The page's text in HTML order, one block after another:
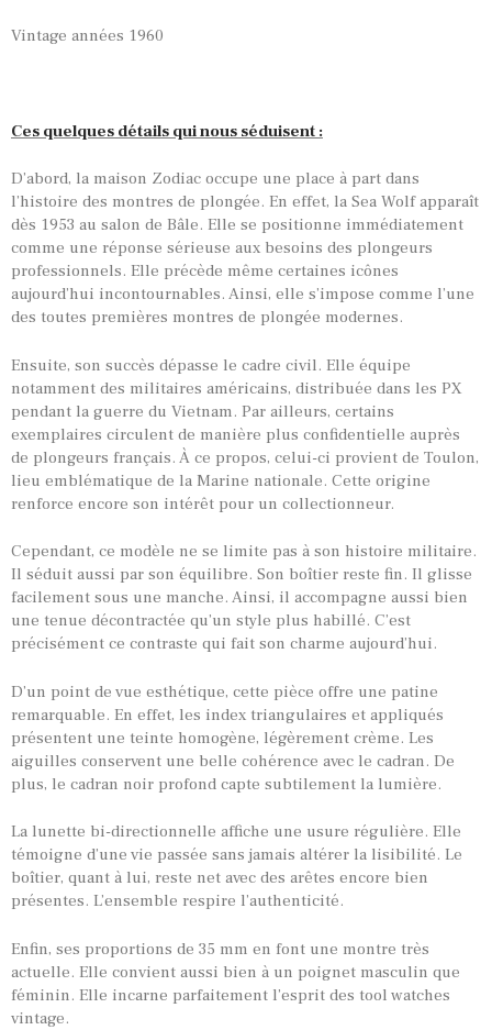
MONTRES PAR HISTOIRES
CONTACTS & HISTORIQUE
Vintage années 1960
Ces quelques détails qui nous séduisent :
D’abord, la maison Zodiac occupe une place à part dans
l’histoire des montres de plongée. En effet, la Sea Wolf apparaît
dès 1953 au salon de Bâle. Elle se positionne immédiatement
comme une réponse sérieuse aux besoins des plongeurs
professionnels. Elle précède même certaines icônes
aujourd’hui incontournables. Ainsi, elle s’impose comme l’une
des toutes premières montres de plongée modernes.
Ensuite, son succès dépasse le cadre civil. Elle équipe
notamment des militaires américains, distribuée dans les PX
pendant la guerre du Vietnam. Par ailleurs, certains
exemplaires circulent de manière plus confidentielle auprès
de plongeurs français. À ce propos, celui-ci provient de Toulon,
lieu emblématique de la Marine nationale. Cette origine
renforce encore son intérêt pour un collectionneur.
Cependant, ce modèle ne se limite pas à son histoire militaire.
Il séduit aussi par son équilibre. Son boîtier reste fin. Il glisse
facilement sous une manche. Ainsi, il accompagne aussi bien
une tenue décontractée qu’un style plus habillé. C’est
précisément ce contraste qui fait son charme aujourd’hui.
D’un point de vue esthétique, cette pièce offre une patine
remarquable. En effet, les index triangulaires et appliqués
présentent une teinte homogène, légèrement crème. Les
aiguilles conservent une belle cohérence avec le cadran. De
plus, le cadran noir profond capte subtilement la lumière.
La lunette bi-directionnelle affiche une usure régulière. Elle
témoigne d’une vie passée sans jamais altérer la lisibilité. Le
boîtier, quant à lui, reste net avec des arêtes encore bien
présentes. L’ensemble respire l’authenticité.
Enfin, ses proportions de 35 mm en font une montre très
actuelle. Elle convient aussi bien à un poignet masculin que
féminin. Elle incarne parfaitement l’esprit des tool watches
vintage.